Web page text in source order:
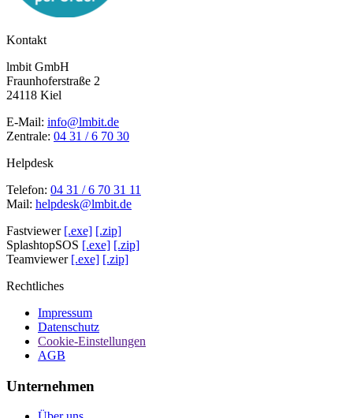
Kontakt
lmbit GmbH
Fraunhoferstraße 2
24118 Kiel
E-Mail: info@lmbit.de
Zentrale: 04 31 / 6 70 30
Helpdesk
Telefon: 04 31 / 6 70 31 11
Mail: helpdesk@lmbit.de
Fastviewer [.exe] [.zip]
SplashtopSOS [.exe] [.zip]
Teamviewer [.exe] [.zip]
Rechtliches
Impressum
Datenschutz
Cookie-Einstellungen
AGB
Unternehmen